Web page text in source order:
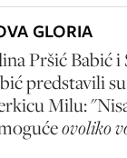
GLORIA
Pršić Babić i
predstavili
Milu:
ovoliko